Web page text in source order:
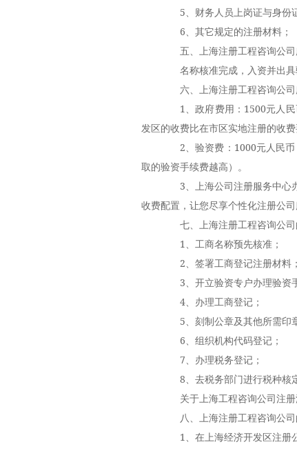
5、财务人员上岗证与身份
6、其它规定的注册材料；
五、上海注册工程咨询公司
名称核准完成，入资并出具
六、上海注册工程咨询公司
1、政府费用：1500元人民
发区的收费比在市区实地注册的收
2、验资费：1000元人民币
取的验资手续费越高）。
3、上海公司注册服务中心办
收费配置，让您尽享个性化注册公司
七、上海注册工程咨询公司
1、工商名称预先核准；
2、签署工商登记注册材料；
3、开立验资专户办理验资
4、办理工商登记；
5、刻制公章及其他所需印
6、组织机构代码登记；
7、办理税务登记；
8、去税务部门进行税种核定
关于上海工程咨询公司注册
八、上海注册工程咨询公司
1、在上海经济开发区注册公